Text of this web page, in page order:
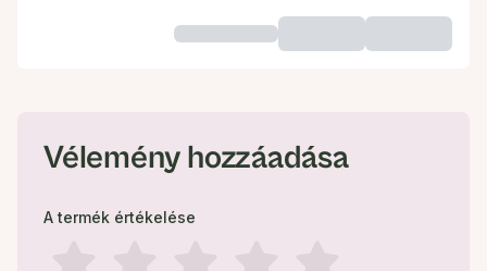
Vélemény hozzáadása
A termék értékelése